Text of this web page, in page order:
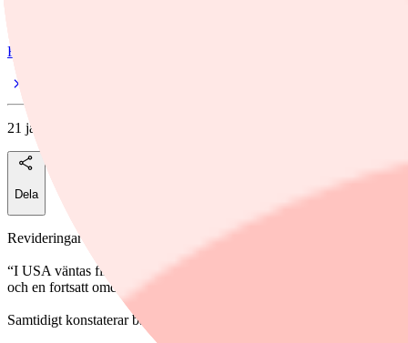
Finwire
21 januari, 07:27
Dela
Revideringar på uppsidan görs också för USA till 2,4 procent (1,7),
“I USA väntas finanspolitiska stimulanser och ytterligare
och en fortsatt omdirigering av exporten stötta ekonomin, även om
Samtidigt konstaterar banken att riskerna på nedsidan dominerar,